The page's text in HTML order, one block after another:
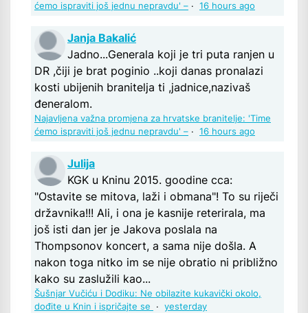
ćemo ispraviti još jednu nepravdu' – · 16 hours ago
Janja Bakalić
Jadno...Generala koji je tri puta ranjen u
DR ,čiji je brat poginio ..koji danas pronalazi
kosti ubijenih branitelja ti ,jadnice,nazivaš
đeneralom.
Najavljena važna promjena za hrvatske branitelje: 'Time
ćemo ispraviti još jednu nepravdu' – · 16 hours ago
Julija
KGK u Kninu 2015. goodine cca:
"Ostavite se mitova, laži i obmana"! To su riječi
državnika!!! Ali, i ona je kasnije reterirala, ma
još isti dan jer je Jakova poslala na
Thompsonov koncert, a sama nije došla. A
nakon toga nitko im se nije obratio ni približno
kako su zaslužili kao...
Šušnjar Vučiću i Dodiku: Ne obilazite kukavički okolo,
dođite u Knin i ispričajte se
· yesterday